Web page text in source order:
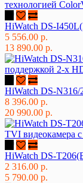
HiWatch DS-
5 556.00 р.
13 890.00 р.
HiWatch DS-N316/
8 396.00 р.
20 990.00 р.
HiWatch DS-
2 316.00 р.
5 790.00 р.